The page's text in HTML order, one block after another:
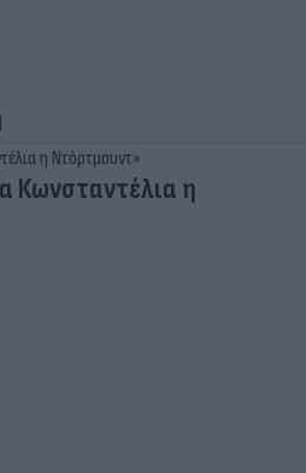
Κωνσταντέλια η